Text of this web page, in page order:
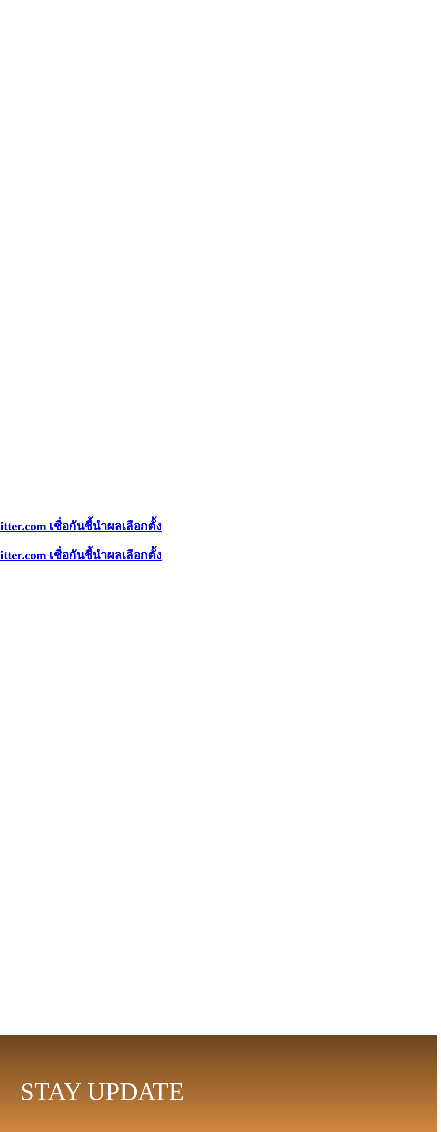
เชื่อกันชี้นำผลเลือกตั้ง
เชื่อกันชี้นำผลเลือกตั้ง
STAY UPDATE